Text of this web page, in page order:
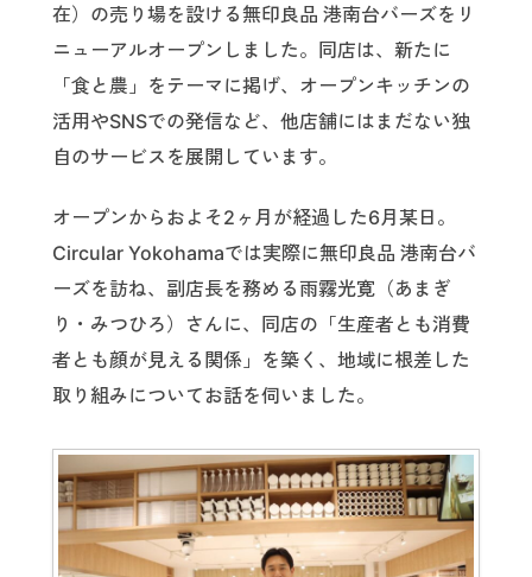
在）の売り場を設ける無印良品 港南台バーズをリ
ニューアルオープンしました。同店は、新たに
「食と農」をテーマに掲げ、オープンキッチンの
活用やSNSでの発信など、他店舗にはまだない独
自のサービスを展開しています。
オープンからおよそ2ヶ月が経過した6月某日。
Circular Yokohamaでは実際に無印良品 港南台バ
ーズを訪ね、副店長を務める雨霧光寛（あまぎ
り・みつひろ）さんに、同店の「生産者とも消費
者とも顔が見える関係」を築く、地域に根差した
取り組みについてお話を伺いました。